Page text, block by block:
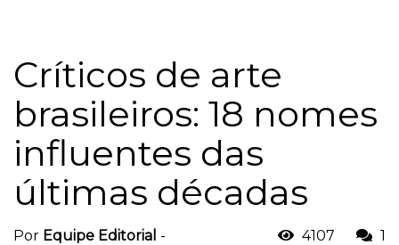
Críticos de arte
brasileiros: 18 nomes
influentes das
últimas décadas
Por Equipe Editorial -
4107 1